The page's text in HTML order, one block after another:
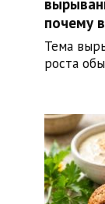
почему
Тема
роста